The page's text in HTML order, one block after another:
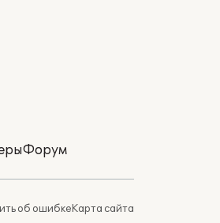
Форум
об ошибкеКарта сайта